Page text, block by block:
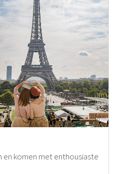
en komen met enthousiaste